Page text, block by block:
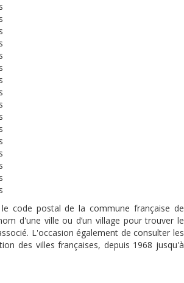
le code postal de la commune française de
d'une ville ou d’un village pour trouver le
L'occasion également de consulter les
des villes françaises, depuis 1968 jusqu'à